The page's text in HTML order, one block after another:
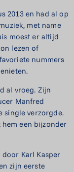
2013 en had al op
met name
moest er altijd
lezen of
nummers
al vroeg. Zijn
Manfred
single verzorgde.
een bijzonder
Karl Kasper
zijn eerste